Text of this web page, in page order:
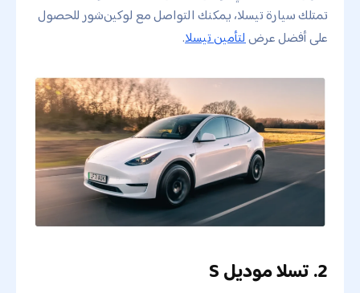
تمتلك سيارة تيسلا، يمكنك التواصل مع لوكين‌شور للحصول
على أفضل عرضلتأمين تيسلا.
2. تسلا موديل S